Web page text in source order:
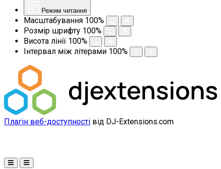
Режим читання
Масштабування 100%
Розмір шрифту 100%
Висота лінії 100%
Інтервал між літерами 100%
Плагін веб-доступності від DJ-Extensions.com